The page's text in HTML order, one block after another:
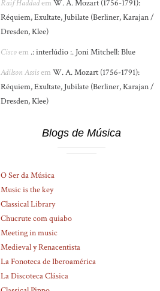
Raif HaddademW. A. Mozart (1756-1791):
Réquiem, Exultate, Jubilate (Berliner, Karajan /
Dresden, Klee)
Ciscoem .: interlúdio :. Joni Mitchell: Blue
Adilson AssisemW. A. Mozart (1756-1791):
Réquiem, Exultate, Jubilate (Berliner, Karajan /
Dresden, Klee)
Blogs de Música
O Ser da Música
Music is the key
Classical Library
Chucrute com quiabo
Meeting in music
Medieval y Renacentista
La Fonoteca de Iberoamérica
La Discoteca Clásica